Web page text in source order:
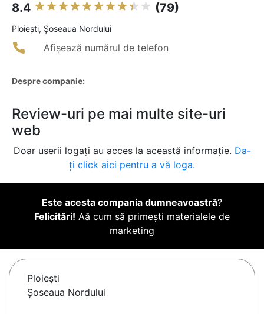
8.4 (79)
Ploieşti, Șoseaua Nordului
Afișează numărul de telefon
Despre companie:
Review-uri pe mai multe site-uri
web
Doar userii logați au acces la această informație. Da-
ți click aici pentru a vă loga.
Este acesta compania dumneavoastră?
Felicitări! Aă cum să primești materialele de
marketing
Ploieşti
Șoseaua Nordului